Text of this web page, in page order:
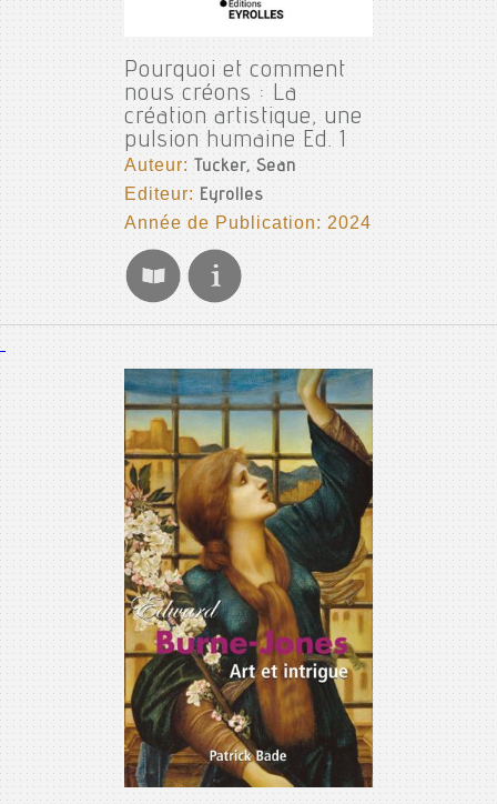
Pourquoi et comment
nous créons : La
création artistique, une
pulsion humaine Ed. 1
Auteur:Tucker, Sean
Editeur: Eyrolles
Année de Publication: 2024